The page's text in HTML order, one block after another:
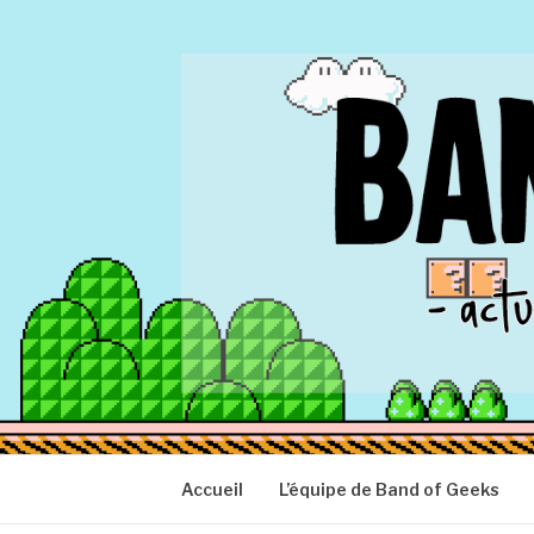
BAND OF
Actu Geek d'hier et d'aujourd'hui
Accueil L’équipe de Band of Geeks